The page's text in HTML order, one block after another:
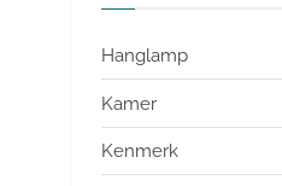
Hanglamp
Kamer
Kenmerk